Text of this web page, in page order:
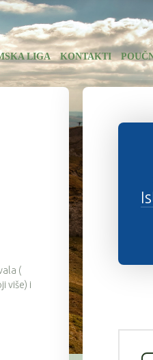
LIGA KONTAKTI
(
više) i